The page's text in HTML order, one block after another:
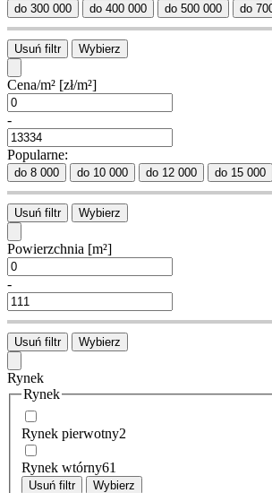
do 300 000 do 400 000 do 500 000 do
Usuń filtr Wybierz
Cena/m² [zł/m²]
-
Popularne:
do 8 000 do 10 000 do 12 000 do 15 000
Usuń filtr Wybierz
Powierzchnia [m²]
-
Usuń filtr Wybierz
Rynek
Rynek
Rynek pierwotny2
Rynek wtórny61
Usuń filtr Wybierz